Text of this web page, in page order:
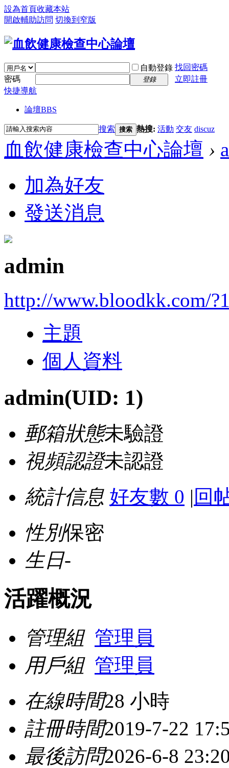
設為首頁收藏本站
開啟輔助訪問 切換到窄版
自動登錄 找回密碼
密碼
登錄
立即註冊
快捷導航
論壇BBS
搜索 搜索 熱搜: 活動 交友 discuz
血飲健康檢查中心論壇 ›
加為好友
發送消息
admin
http://www.bloodkk.com/
主題
個人資料
admin(UID: 1)
郵箱狀態未驗證
視頻認證未認證
統計信息 好友數 0 | 回
性別保密
生日-
活躍概況
管理組 管理員
用戶組 管理員
在線時間28 小時
註冊時間2019-7-22
最後訪問2026-6-8